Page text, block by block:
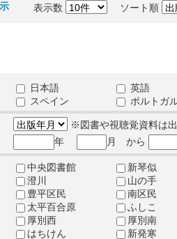
表示数 ソート順
日本語 英語
スペイン
ポルトガ
※図書や視聴覚資料は
年
月 から
中央図書館 新琴似
澄川
山の手
豊平区民
南区民
太平百合原
ふしこ
厚別西
厚別南
はちけん
新発寒